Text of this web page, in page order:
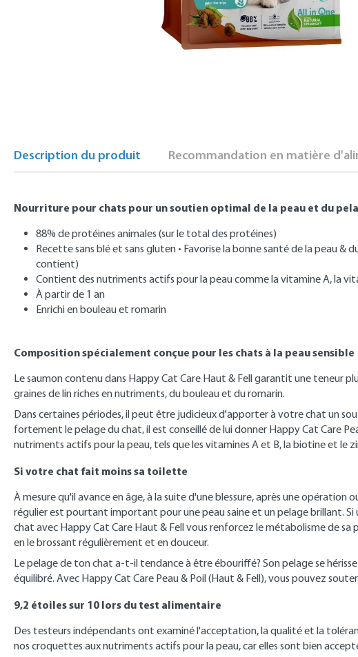
Description du produit Recommandation en matière
Nourriture pour chats pour un soutien optimal de la peau et du
88% de protéines animales (sur le total des protéines)
Recette sans blé et sans gluten • Favorise la bonne santé de la peau
contient)
Contient des nutriments actifs pour la peau comme la vitamine A, la
À partir de 1 an
Enrichi en bouleau et romarin
Composition spécialement conçue pour les chats à la peau sensible
Le saumon contenu dans Happy Cat Care Haut & Fell garantit une teneur
graines de lin riches en nutriments, du bouleau et du romarin.
Dans certaines périodes, il peut être judicieux d'apporter à votre chat un
fortement le pelage du chat, il est conseillé de lui donner Happy Cat Care
nutriments actifs pour la peau, tels que les vitamines A et B, la biotine et le
Si votre chat fait moins sa toilette
À mesure qu'il avance en âge, à la suite d'une blessure, après une
régulier est pourtant important pour une peau saine et un pelage brillant.
chat avec Happy Cat Care Haut & Fell vous renforcez le métabolisme de
en le brossant régulièrement et en douceur.
Le pelage de ton chat a-t-il tendance à être ébouriffé? Son pelage se
équilibré. Avec Happy Cat Care Peau & Poil (Haut & Fell), vous pouvez
9,2 étoiles sur 10 lors du test alimentaire
Des testeurs indépendants ont examiné l'acceptation, la qualité et la
nos croquettes aux nutriments actifs pour la peau, car elles sont bien